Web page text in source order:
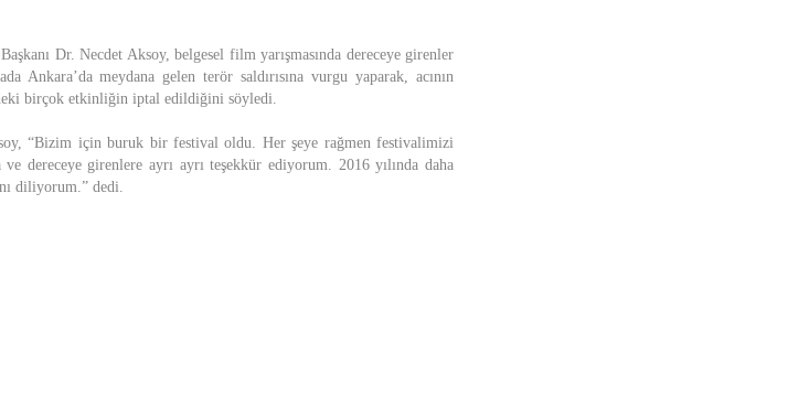
Dr. Necdet Aksoy, belgesel film yarışmasında dereceye girenler
Ankara’da meydana gelen terör saldırısına vurgu yaparak, acının
birçok etkinliğin iptal edildiğini söyledi.
“Bizim için buruk bir festival oldu. Her şeye rağmen festivalimizi
dereceye girenlere ayrı ayrı teşekkür ediyorum. 2016 yılında daha
diliyorum.” dedi.